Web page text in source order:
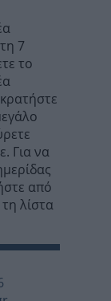
7
το
Για να
από
λίστα